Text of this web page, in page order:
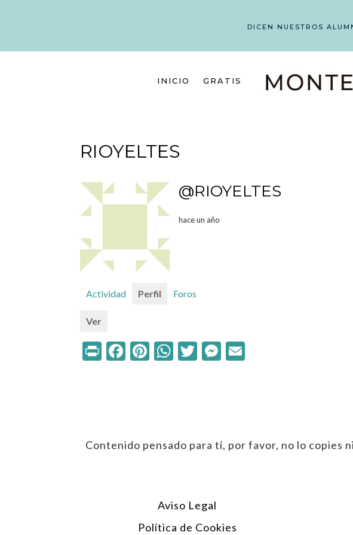
DICEN NUESTROS
INICIO GRATIS
RIOYELTES
@RIOYELTES
hace un año
Actividad Perfil Foros
Ver
PrintFacebook
Pinterest
WhatsApp
TwitterMessenger
Contenido pensado para tí, por favor, no lo copies
Aviso Legal
Política de Cookies